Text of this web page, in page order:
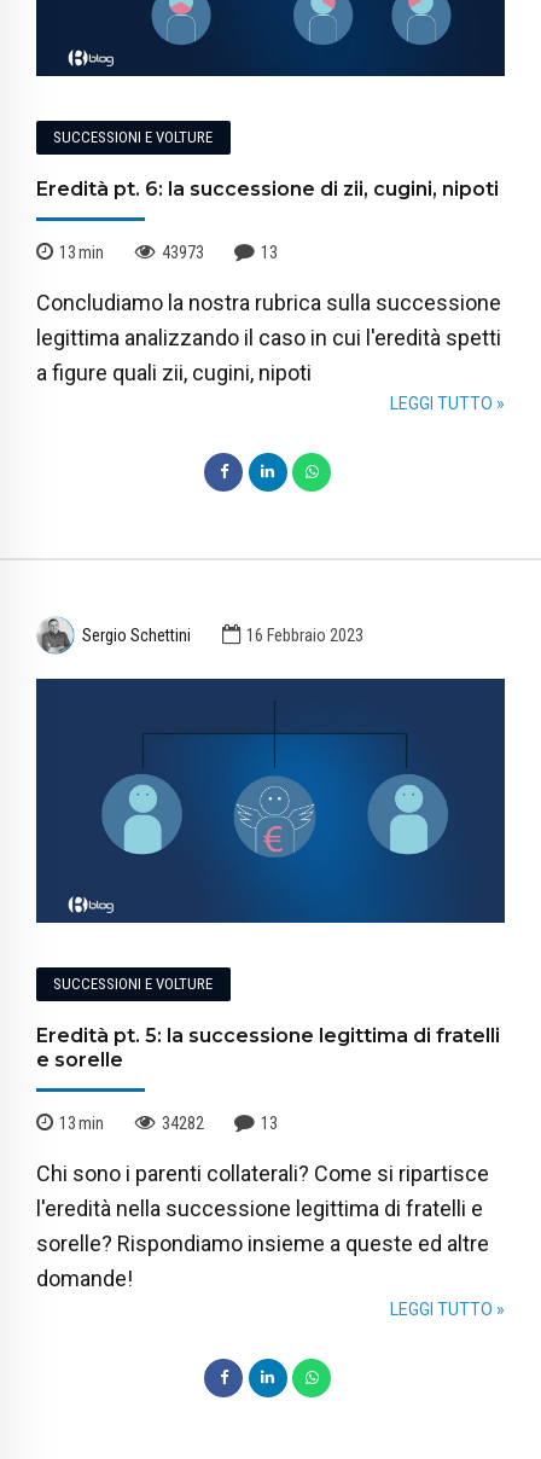
SUCCESSIONI E VOLTURE
Eredità pt. 6: la successione di zii, cugini, nipoti
13min 43973 13
Concludiamo la nostra rubrica sulla successione
legittima analizzando il caso in cui l'eredità spetti
a figure quali zii, cugini, nipoti
LEGGI TUTTO »
Sergio Schettini 16 Febbraio 2023
SUCCESSIONI E VOLTURE
Eredità pt. 5: la successione legittima di fratelli
e sorelle
13min 34282 13
Chi sono i parenti collaterali? Come si ripartisce
l'eredità nella successione legittima di fratelli e
sorelle? Rispondiamo insieme a queste ed altre
domande!
LEGGI TUTTO »